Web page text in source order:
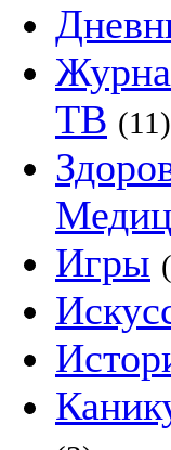
ТВ (11)
Игры